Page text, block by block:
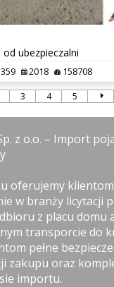
ubezpieczalni
2018 158708
3 4 5
z o.o. – Import
oferujemy
w branży licytacji
z placu domu
transporcie do
pełne
zakupu oraz
importu.